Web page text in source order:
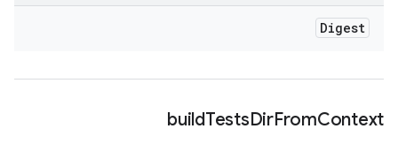
Digest
buildTestsDirFromContext